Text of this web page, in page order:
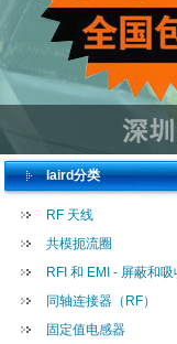
laird分类
RF 天线
共模扼流圈
RFI 和 EMI - 屏蔽和
同轴连接器（RF）
固定值电感器